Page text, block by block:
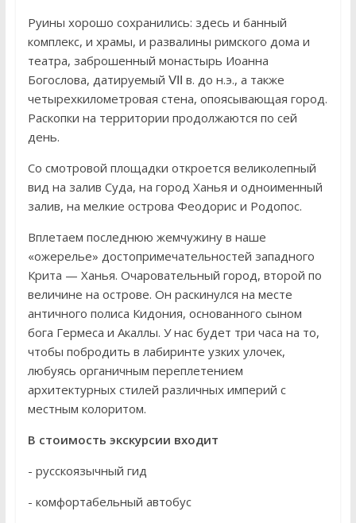
Руины хорошо сохранились: здесь и банный
комплекс, и храмы, и развалины римского дома и
театра, заброшенный монастырь Иоанна
Богослова, датируемый ⅤⅠⅠ в. до н.э., а также
четырехкилометровая стена, опоясывающая город.
Раскопки на территории продолжаются по сей
день.
Со смотровой площадки откроется великолепный
вид на залив Суда, на город Ханья и одноименный
залив, на мелкие острова Феодорис и Родопос.
Вплетаем последнюю жемчужину в наше
«ожерелье» достопримечательностей западного
Крита — Ханья. Очаровательный город, второй по
величине на острове. Он раскинулся на месте
античного полиса Кидония, основанного сыном
бога Гермеса и Акаллы. У нас будет три часа на то,
чтобы побродить в лабиринте узких улочек,
любуясь органичным переплетением
архитектурных стилей различных империй с
местным колоритом.
В стоимость экскурсии входит
- русскоязычный гид
- комфортабельный автобус